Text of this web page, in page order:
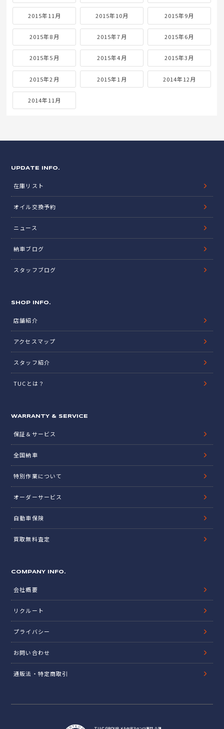
2015年11月 2015年10月 2015年9月
2015年8月 2015年7月 2015年6月
2015年5月 2015年4月 2015年3月
2015年2月 2015年1月 2014年12月
2014年11月
UPDATE INFO.
在庫リスト
オイル交換予約
ニュース
納車ブログ
スタッフブログ
SHOP INFO.
店舗紹介
アクセスマップ
スタッフ紹介
TUCとは？
WARRANTY & SERVICE
保証＆サービス
全国納車
特別作業について
オーダーサービス
自動車保険
買取無料査定
COMPANY INFO.
会社概要
リクルート
プライバシー
お問い合わせ
通販法・特定商取引